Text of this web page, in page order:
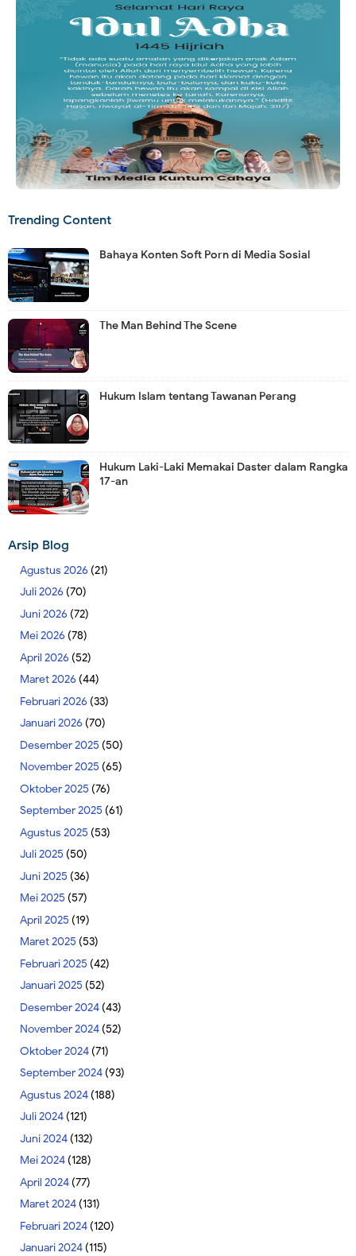
Trending Content
Bahaya Konten Soft Porn di Media Sosial
The Man Behind The Scene
Hukum Islam tentang Tawanan Perang
Hukum Laki-Laki Memakai Daster dalam Rangka
17-an
Arsip Blog
Agustus 2026 (21)
Juli 2026 (70)
Juni 2026 (72)
Mei 2026 (78)
April 2026 (52)
Maret 2026 (44)
Februari 2026 (33)
Januari 2026 (70)
Desember 2025 (50)
November 2025 (65)
Oktober 2025 (76)
September 2025 (61)
Agustus 2025 (53)
Juli 2025 (50)
Juni 2025 (36)
Mei 2025 (57)
April 2025 (19)
Maret 2025 (53)
Februari 2025 (42)
Januari 2025 (52)
Desember 2024(43)
November 2024(52)
Oktober 2024(71)
September 2024(93)
Agustus 2024(188)
Juli 2024(121)
Juni 2024(132)
Mei 2024(128)
April 2024(77)
Maret 2024(131)
Februari 2024(120)
Januari 2024(115)